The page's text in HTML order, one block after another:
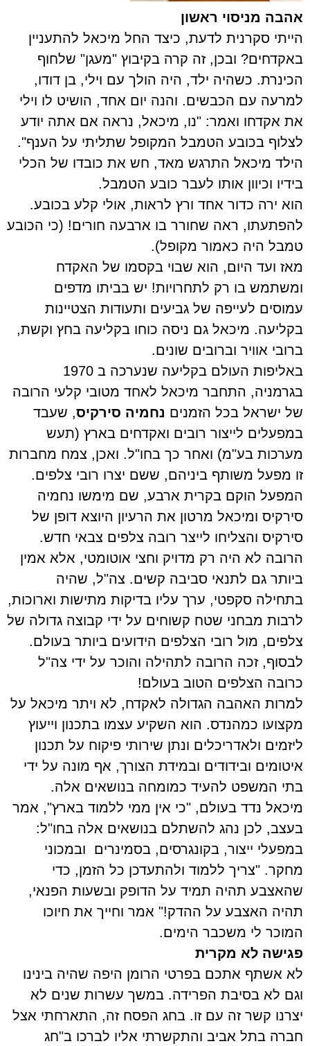
אהבה מניסוי ראשון
הייתי סקרנית לדעת, כיצד החל מיכאל להתעניין
באקדחים? ובכן, זה קרה בקיבוץ "מעגן" שלחוף
הכינרת. כשהיה ילד, היה הולך עם וילי, בן דודו,
למרעה עם הכבשים. והנה יום אחד, הושיט לו וילי
את אקדחו ואמר: "נו, מיכאל, נראה אם אתה יודע
לצלוף בכובע הטמבל המקופל שתליתי על הענף".
הילד מיכאל התרגש מאד, חש את כובדו של הכלי
בידיו וכיוון אותו לעבר כובע הטמבל.
הוא ירה כדור אחד ורץ לראות, אולי קלע בכובע.
להפתעתו, ראה שחורר בו ארבעה חורים! (כי הכובע
טמבל היה כאמור מקופל).
מאז ועד היום, הוא שבוי בקסמו של האקדח
ומשתמש בו רק לתחרויות! יש בביתו מדפים
עמוסים לעייפה של גביעים ותעודות הצטיינות
בקליעה. מיכאל גם ניסה כוחו בקליעה בחץ וקשת,
ברובי אוויר וברובים שונים.
באליפות העולם בקליעה שנערכה ב 1970
בגרמניה, התחבר מיכאל לאחד מטובי קלעי הרובה
של ישראל בכל הזמנים נחמיה סירקיס, שעבד
במפעלים לייצור רובים ואקדחים בארץ (תעש
מערכות בע"מ) ואחר כך בחו"ל. ואכן, צמח מחברות
זו מפעל משותף ביניהם, ששם יצרו רובי צלפים.
המפעל הוקם בקרית ארבע, שם מימשו נחמיה
סירקיס ומיכאל מרטון את הרעיון היוצא דופן של
סירקיס והצליחו לייצר רובה צלפים צבאי חדש.
הרובה לא היה רק מדויק וחצי אוטומטי, אלא אמין
ביותר גם לתנאי סביבה קשים. צה"ל, שהיה
בתחילה סקפטי, ערך עליו בדיקות מתישות וארוכות,
לרבות מבחני שטח קשוחים על ידי קבוצה גדולה של
צלפים, מול רובי הצלפים הידועים ביותר בעולם.
לבסוף, זכה הרובה לתהילה והוכר על ידי צה"ל
כרובה הצלפים הטוב בעולם!
למרות האהבה הגדולה לאקדח, לא ויתר מיכאל על
מקצועו כמהנדס. הוא השקיע עצמו בתכנון וייעוץ
ליזמים ולאדריכלים ונתן שירותי פיקוח על תכנון
איטומים ובידודים ובמידת הצורך, אף מונה על ידי
בתי המשפט להעיד כמומחה בנושאים אלה.
מיכאל נדד בעולם, "כי אין ממי ללמוד בארץ", אמר
בעצב, לכן נהג להשתלם בנושאים אלה בחו"ל:
במפעלי ייצור, בקונגרסים, בסמינרים
ובמכוני
מחקר. "צריך ללמוד ולהתעדכן כל הזמן, כדי
שהאצבע תהיה תמיד על הדופק ובשעות הפנאי,
תהיה האצבע על ההדק!" אמר וחייך את חיוכו
המוכר לי משכבר הימים.
פגישה לא מקרית
לא אשתף אתכם בפרטי הרומן היפה שהיה בינינו
וגם לא בסיבת הפרידה. במשך עשרות שנים לא
יצרנו קשר זה עם זו. בחג הפסח זה, התארחתי אצל
חברה בתל אביב והתקשרתי אליו לברכו ב"חג